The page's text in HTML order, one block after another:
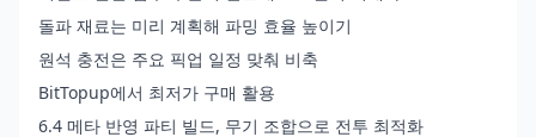
돌파 재료는 미리 계획해 파밍 효율 높이기
원석 충전은 주요 픽업 일정 맞춰 비축
BitTopup에서 최저가 구매 활용
6.4 메타 반영 파티 빌드, 무기 조합으로 전투 최적화